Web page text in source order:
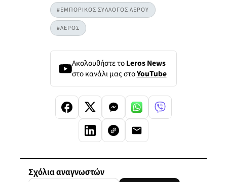
#ΕΜΠΟΡΙΚΟΣ ΣΥΛΛΟΓΟΣ ΛΕΡΟΥ
#ΛΕΡΟΣ
Ακολουθήστε τοLeros News
στο κανάλι μας στοYouTube
Σχόλια αναγνωστών